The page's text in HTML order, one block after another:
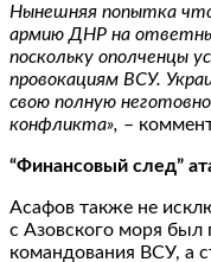
Нынешняя попытка
армию ДНР на
поскольку ополченцы
провокациям ВСУ.
свою полную
конфликта», –
“Финансовый след”
Асафов также не
с Азовского моря был
командования ВСУ, а